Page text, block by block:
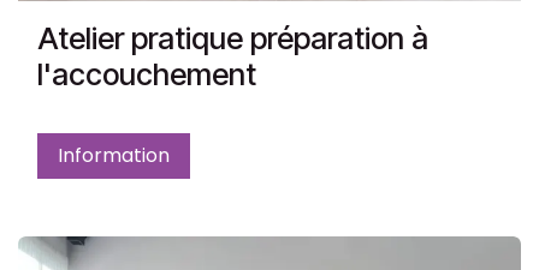
Atelier pratique préparation à
l'accouchement
Information